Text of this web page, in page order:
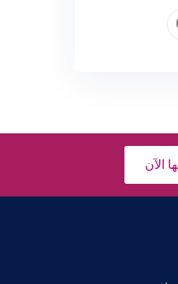
الآن